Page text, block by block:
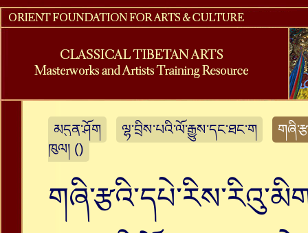
མདུན་ཤོག ལྷ་བྲིས་པའི་ལོ་རྒྱུས་དང་ཐང་ག
ཁུལ། ()